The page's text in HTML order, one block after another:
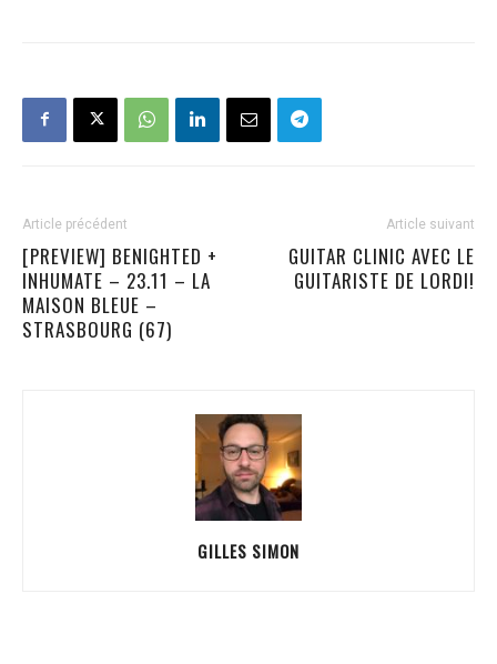
Article précédent
[PREVIEW] BENIGHTED +
INHUMATE – 23.11 – LA
MAISON BLEUE –
STRASBOURG (67)
Article suivant
GUITAR CLINIC AVEC LE
GUITARISTE DE LORDI!
GILLES SIMON